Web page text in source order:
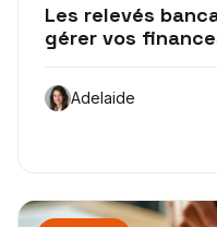
Les relevés
gérer vos
Adelaide